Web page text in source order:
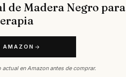
de Madera Negro para
AMAZON
en Amazon antes de comprar.